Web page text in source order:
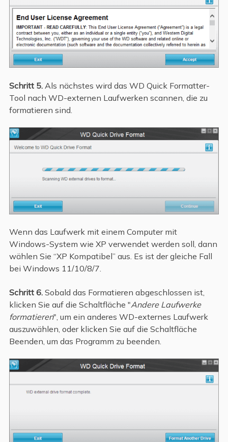
Schritt 5.Als nächstes wird das WD Quick Formatter-
Tool nach WD-externen Laufwerken scannen, die zu
formatieren sind.
Wenn das Laufwerk mit einem Computer mit
Windows-System wie XP verwendet werden soll, dann
wählen Sie “XP Kompatibel” aus. Es ist der gleiche Fall
bei Windows 11/10/8/7.
Schritt 6.Sobald das Formatieren abgeschlossen ist,
klicken Sie auf die Schaltfläche "Andere Laufwerke
formatieren", um ein anderes WD-externes Laufwerk
auszuwählen, oder klicken Sie auf die Schaltfläche
Beenden, um das Programm zu beenden.